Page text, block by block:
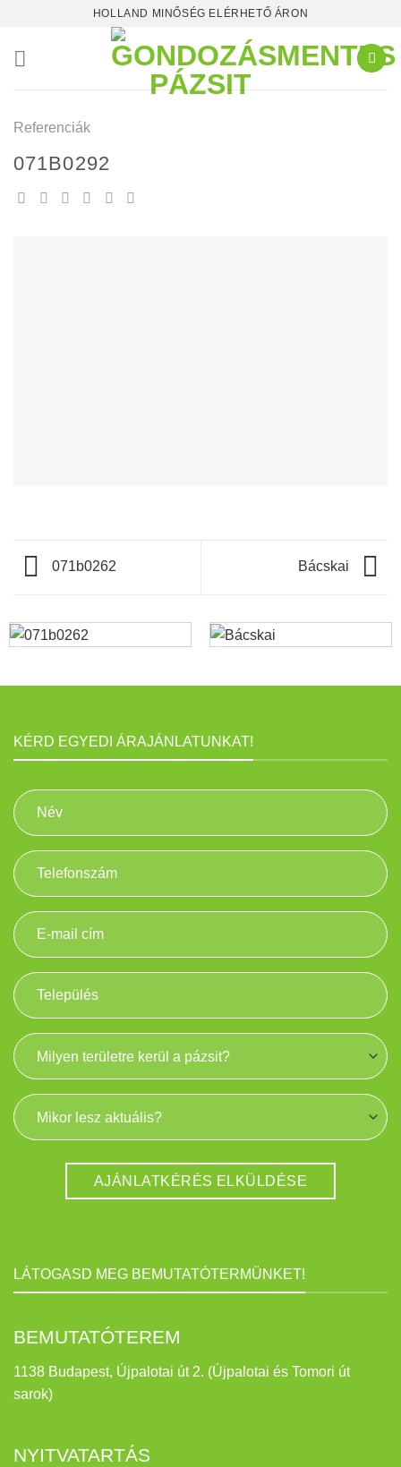
content
HOLLAND MINŐSÉG ELÉRHETŐ ÁRON
Referenciák
071B0292
071b0262 Bácskai
LÁTOGASD MEG BEMUTATÓTERMÜNKET!
BEMUTATÓTEREM
1138 Budapest, Újpalotai út 2. (Újpalotai és Tomori út
sarok)
NYITVATARTÁS
KÉRD EGYEDI ÁRAJÁNLATUNKAT!